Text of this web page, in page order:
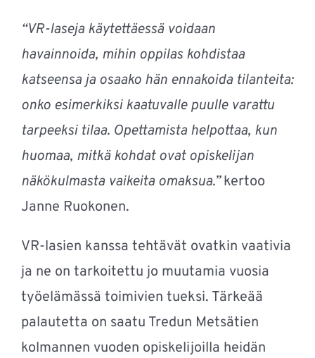
“VR-laseja käytettäessä voidaan
havainnoida, mihin oppilas kohdistaa
katseensa ja osaako hän ennakoida tilanteita:
onko esimerkiksi kaatuvalle puulle varattu
tarpeeksi tilaa. Opettamista helpottaa, kun
huomaa, mitkä kohdat ovat opiskelijan
näkökulmasta vaikeita omaksua.”kertoo
Janne Ruokonen.
VR-lasien kanssa tehtävät ovatkin vaativia
ja ne on tarkoitettu jo muutamia vuosia
työelämässä toimivien tueksi. Tärkeää
palautetta on saatu Tredun Metsätien
kolmannen vuoden opiskelijoilla heidän